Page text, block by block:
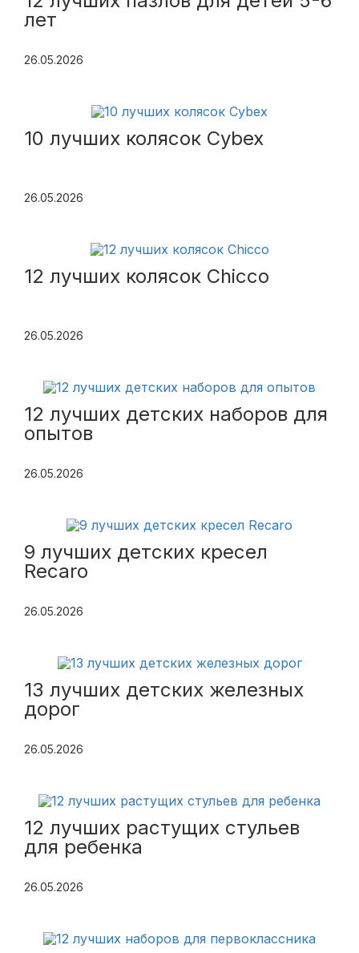
лет
26.05.2026
10 лучших колясок Cybex
26.05.2026
12 лучших колясок Chicco
26.05.2026
12 лучших детских наборов для
опытов
26.05.2026
9 лучших детских кресел
Recaro
26.05.2026
13 лучших детских железных
дорог
26.05.2026
12 лучших растущих стульев
для ребенка
26.05.2026